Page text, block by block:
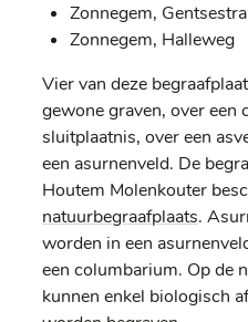
Zonnegem,
Zonnegem, Halleweg
Vier van deze
gewone graven, over een
sluitplaatnis, over een
een asurnenveld. De
Houtem Molenkouter
natuurbegraafplaats.
worden in een
een columbarium. Op de
kunnen enkel biologisch